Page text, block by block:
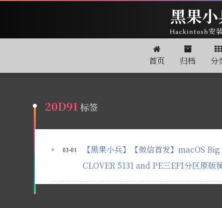
黑果
Hackintosh安
首页 归档 分
20D91 标签
【黑果小兵】【微信首发】macOS
CLOVER 5131 and PE三EFI分区原版
03-01